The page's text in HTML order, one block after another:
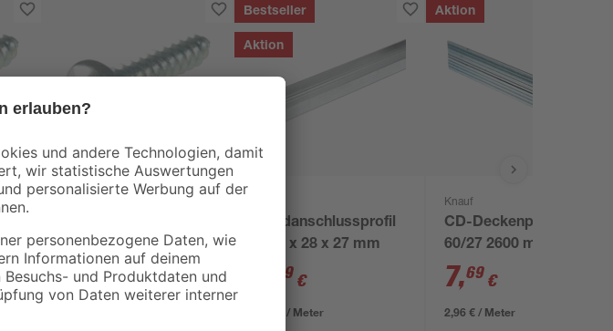
x 13 mm verzinkt DIN
7981 30 Stück
4,99 €
Bestseller
Aktion
Wandanschlussprofil
3000 x 28 x 27 mm
49 €
2,16 € / Meter
Aktion
Knauf
CD-Deckenprofil
60/27 2600 mm
verzinkt
7,69 €
2,96 € / Meter